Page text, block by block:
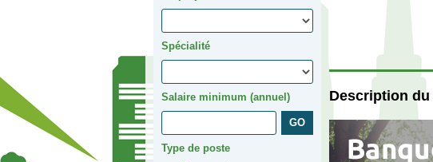
Spécialité
Salaire minimum (annuel)
Type de poste
Description